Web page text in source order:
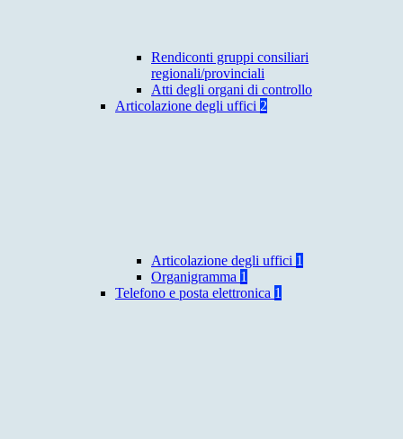
Rendiconti gruppi consiliari
regionali/provinciali
Atti degli organi di controllo
Articolazione degli uffici 2
Articolazione degli uffici 1
Organigramma 1
Telefono e posta elettronica 1